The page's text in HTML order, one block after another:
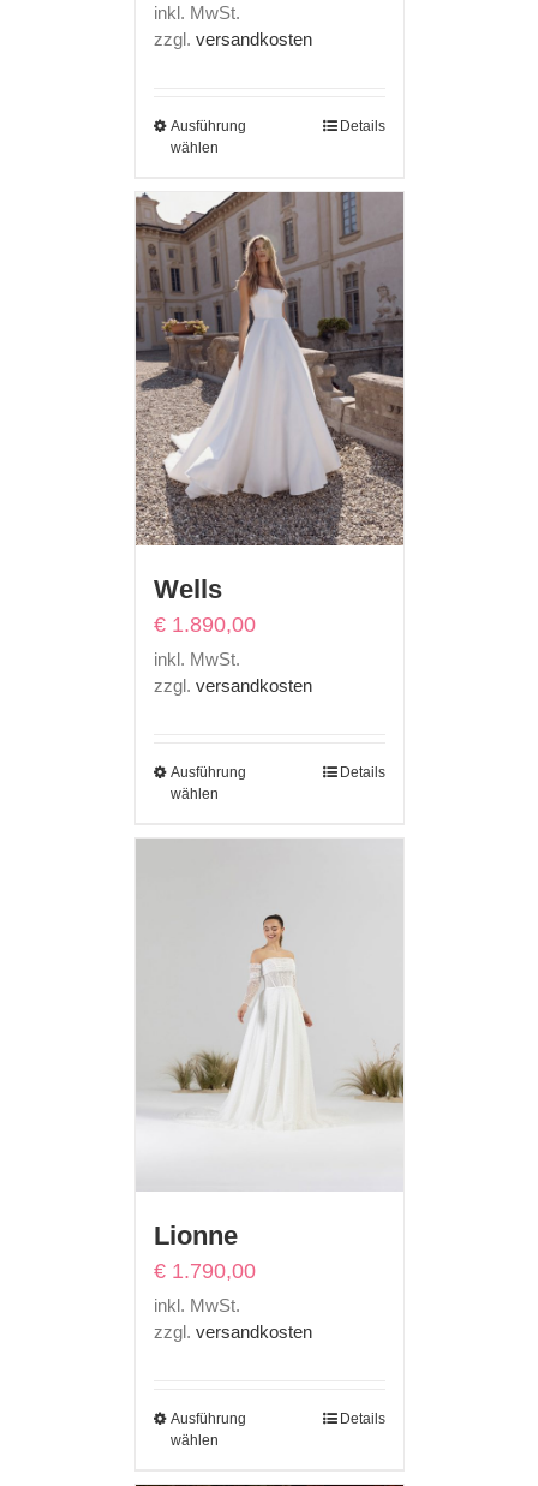
inkl. MwSt.
zzgl. versandkosten
Ausführung
wählen
Details
Wells
€1.890,00
inkl. MwSt.
zzgl. versandkosten
Ausführung
wählen
Details
Lionne
€1.790,00
inkl. MwSt.
zzgl. versandkosten
Ausführung
wählen
Details